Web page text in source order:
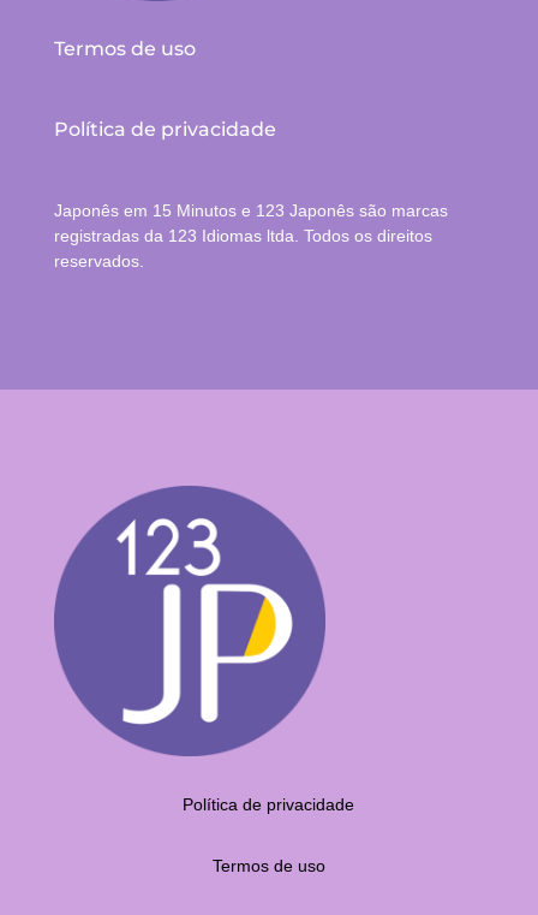
Termos de uso
Política de privacidade
Japonês em 15 Minutos e 123 Japonês são marcas
registradas da 123 Idiomas ltda. Todos os direitos
reservados.
Política de privacidade
Termos de uso